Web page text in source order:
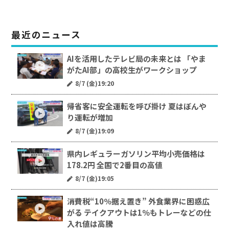
最近のニュース
AIを活用したテレビ局の未来とは 「やま
がたAI部」の高校生がワークショップ
8/7 (金)19:20
帰省客に安全運転を呼び掛け 夏はぼんや
り運転が増加
8/7 (金)19:09
県内レギュラーガソリン平均小売価格は
178.2円 全国で2番目の高値
8/7 (金)19:05
消費税“10％据え置き” 外食業界に困惑広
がる テイクアウトは1％もトレーなどの仕
入れ値は高騰